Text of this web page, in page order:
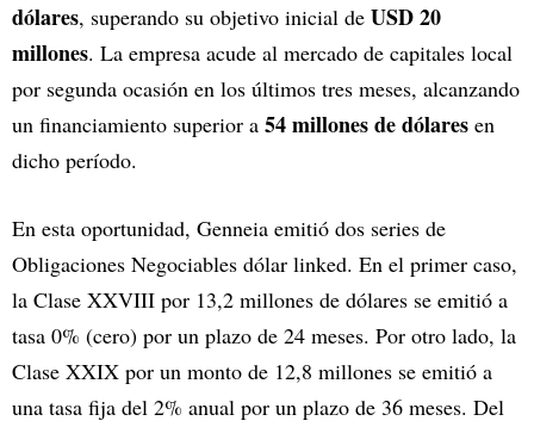
dólares, superando su objetivo inicial de USD 20
millones. La empresa acude al mercado de capitales local
por segunda ocasión en los últimos tres meses, alcanzando
un financiamiento superior a 54 millones de dólares en
dicho período.
En esta oportunidad, Genneia emitió dos series de
Obligaciones Negociables dólar linked. En el primer caso,
la Clase XXVIII por 13,2 millones de dólares se emitió a
tasa 0% (cero) por un plazo de 24 meses. Por otro lado, la
Clase XXIX por un monto de 12,8 millones se emitió a
una tasa fija del 2% anual por un plazo de 36 meses. Del